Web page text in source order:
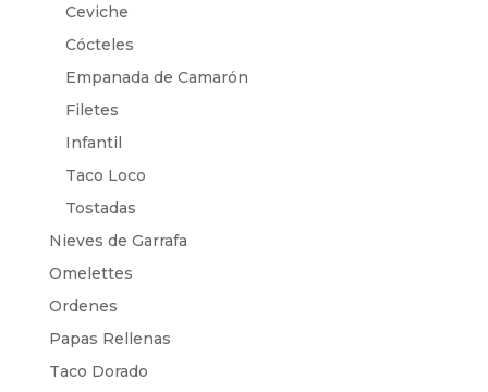
Ceviche
Cócteles
Empanada de Camarón
Filetes
Infantil
Taco Loco
Tostadas
Nieves de Garrafa
Omelettes
Ordenes
Papas Rellenas
Taco Dorado